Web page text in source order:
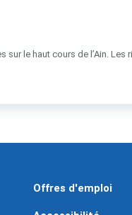
le haut cours de l’Ain. Les
Offres d'emploi